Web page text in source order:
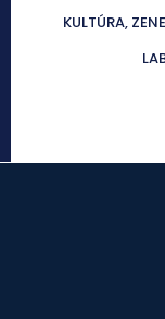
KULTÚRA,